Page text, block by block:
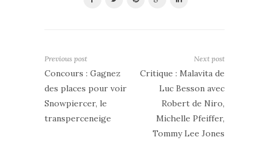
Previous post
Concours : Gagnez
des places pour voir
Snowpiercer, le
transperceneige
Next post
Critique : Malavita de
Luc Besson avec
Robert de Niro,
Michelle Pfeiffer,
Tommy Lee Jones